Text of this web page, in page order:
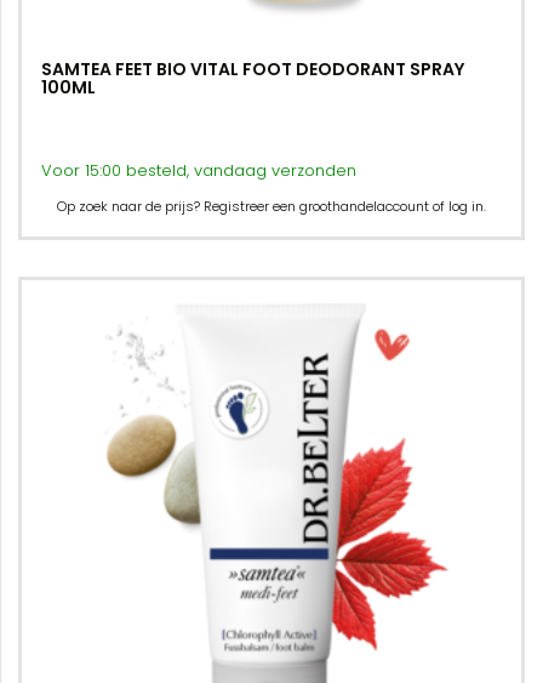
SAMTEA FEET BIO VITAL FOOT DEODORANT SPRAY
100ML
Voor 15:00 besteld, vandaag verzonden
Op zoek naar de prijs? Registreer een groothandelaccount of log in.